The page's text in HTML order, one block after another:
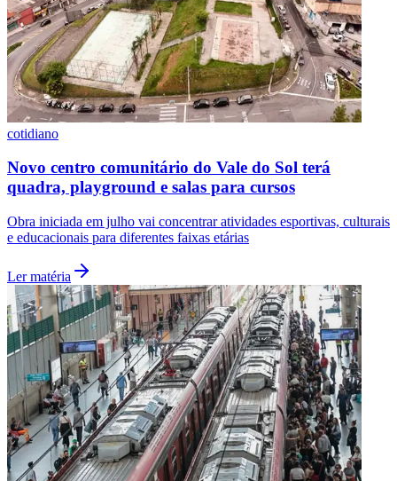
Santos
cotidiano
Novo centro comunitário do Vale do Sol terá
quadra, playground e salas para cursos
Obra iniciada em julho vai concentrar atividades esportivas, culturais
e educacionais para diferentes faixas etárias
Ler matéria